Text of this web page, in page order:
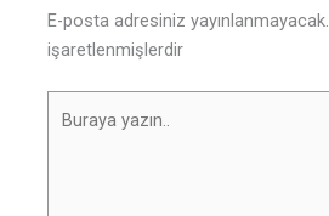
E-posta adresiniz yayınlanmayacak.
işaretlenmişlerdir
yazın..